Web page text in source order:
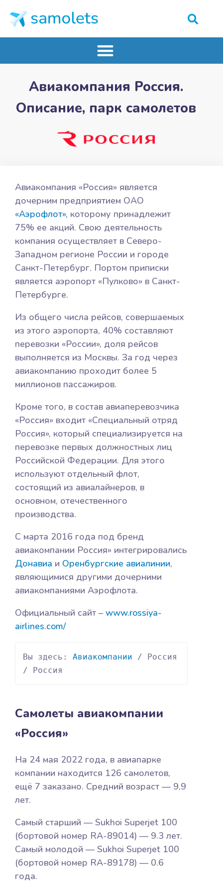
Авиакомпания Россия.
Описание, парк самолетов
Авиакомпания «Россия» является
дочерним предприятием ОАО
«Аэрофлот», которому принадлежит
75% ее акций. Свою деятельность
компания осуществляет в Северо-
Западном регионе России и городе
Санкт-Петербург. Портом приписки
является аэропорт «Пулково» в Санкт-
Петербурге.
Из общего числа рейсов, совершаемых
из этого аэропорта, 40% составляют
перевозки «России», доля рейсов
выполняется из Москвы. За год через
авиакомпанию проходит более 5
миллионов пассажиров.
Кроме того, в состав авиаперевозчика
«Россия» входит «Специальный отряд
Россия», который специализируется на
перевозке первых должностных лиц
Российской Федерации. Для этого
используют отдельный флот,
состоящий из авиалайнеров, в
основном, отечественного
производства.
С марта 2016 года под бренд
авиакомпании Россия» интегрировались
Донавиа и Оренбургские авиалинии,
являющимися другими дочерними
авиакомпаниями Аэрофлота.
Официальный сайт – www.rossiya-
airlines.com/
Вы здесь: Авиакомпании / Россия
/ Россия
Самолеты авиакомпании
«Россия»
На 24 мая 2022 года, в авиапарке
компании находится 126 самолетов,
ещё 7 заказано. Средний возраст — 9,9
лет.
Самый старший — Sukhoi Superjet 100
(бортовой номер RA-89014) — 9.3 лет.
Самый молодой — Sukhoi Superjet 100
(бортовой номер RA-89178) — 0.6
года.